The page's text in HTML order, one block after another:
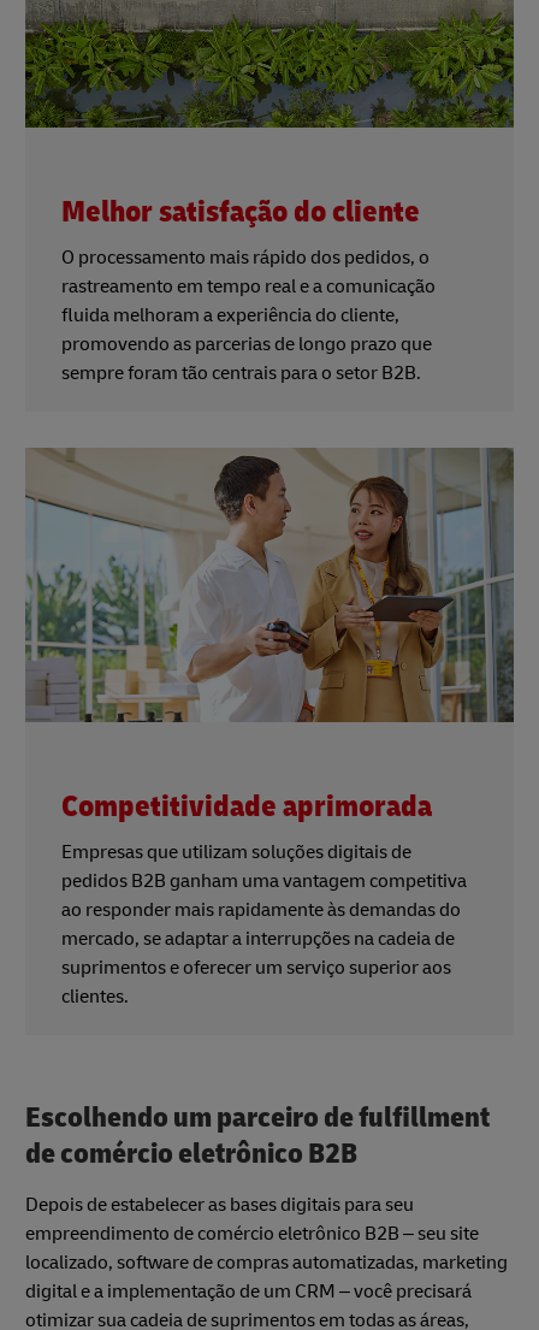
Melhor satisfação do cliente
O processamento mais rápido dos pedidos, o
rastreamento em tempo real e a comunicação
fluida melhoram a experiência do cliente,
promovendo as parcerias de longo prazo que
sempre foram tão centrais para o setor B2B.
Competitividade aprimorada
Empresas que utilizam soluções digitais de
pedidos B2B ganham uma vantagem competitiva
ao responder mais rapidamente às demandas do
mercado, se adaptar a interrupções na cadeia de
suprimentos e oferecer um serviço superior aos
clientes.
Escolhendo um parceiro de fulfillment
de comércio eletrônico B2B
Depois de estabelecer as bases digitais para seu
empreendimento de comércio eletrônico B2B – seu site
localizado, software de compras automatizadas, marketing
digital e a implementação de um CRM – você precisará
otimizar sua cadeia de suprimentos em todas as áreas,